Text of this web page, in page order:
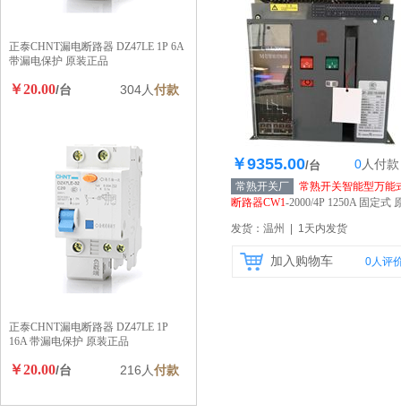
库存300个
￥9355.00/台 0人付款
常熟开关厂
常熟开关智能型万能
断路器CW1-2000/4P 1250A 固定式
发货：温州 | 1天内发货
加入购物车 0人评
正泰CHNT漏电断路器 DZ47LE 1P 6A
带漏电保护 原装正品
￥20.00/台 304人付款
正泰CHNT漏电断路器 DZ47LE 1P
16A 带漏电保护 原装正品
￥20.00/台 216人付款